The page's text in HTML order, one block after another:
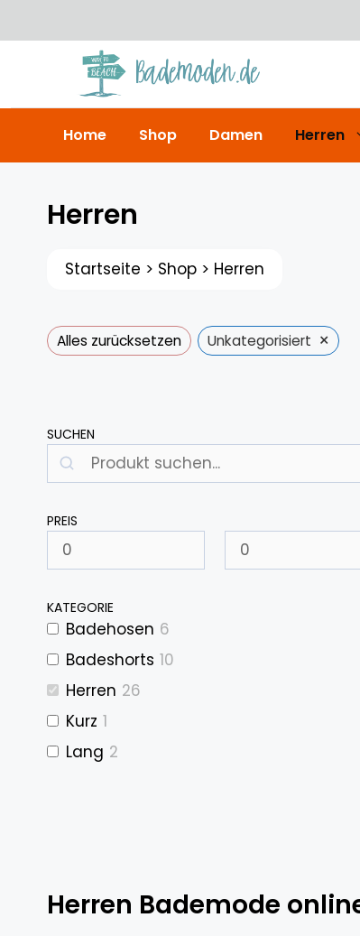
Home Shop Damen Herren
Herren
Startseite > Shop > Herren
Alles zurücksetzen Unkategorisiert ×
SUCHEN
Suchen
PREIS
KATEGORIE
Badehosen 6
Badeshorts 10
Herren 26
Kurz 1
Lang 2
Herren Bademode